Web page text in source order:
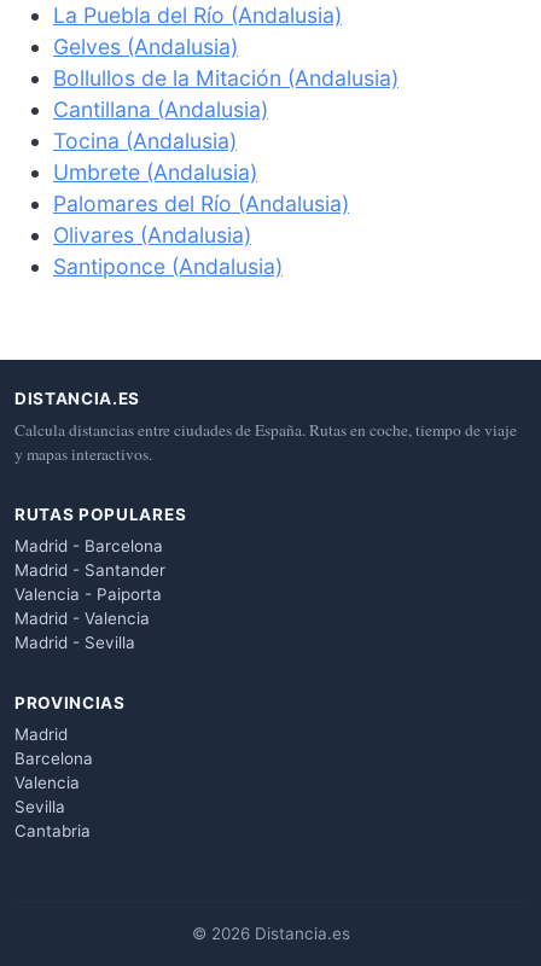
La Puebla del Río (Andalusia)
Gelves (Andalusia)
Bollullos de la Mitación (Andalusia)
Cantillana (Andalusia)
Tocina (Andalusia)
Umbrete (Andalusia)
Palomares del Río (Andalusia)
Olivares (Andalusia)
Santiponce (Andalusia)
DISTANCIA.ES
Calcula distancias entre ciudades de España. Rutas en coche, tiempo de viaje
y mapas interactivos.
RUTAS POPULARES
Madrid - Barcelona
Madrid - Santander
Valencia - Paiporta
Madrid - Valencia
Madrid - Sevilla
PROVINCIAS
Madrid
Barcelona
Valencia
Sevilla
Cantabria
© 2026 Distancia.es